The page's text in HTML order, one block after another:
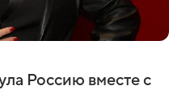
Россию вместе с